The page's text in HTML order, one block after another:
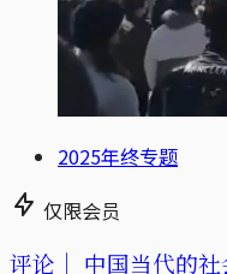
2025年终专题
仅限会员
评论｜ 中国当代的